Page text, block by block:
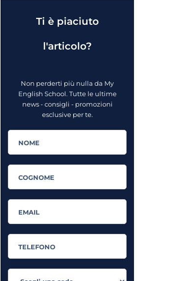
Ti è piaciuto
l'articolo?
Non perderti più nulla da My
English School. Tutte le ultime
news - consigli - promozioni
esclusive per te.